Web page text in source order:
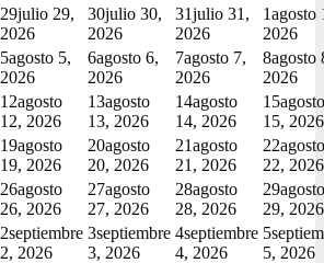
29julio 29,
2026
30julio 30,
2026
31julio 31,
2026
1agosto
2026
5agosto 5,
2026
6agosto 6,
2026
7agosto 7,
2026
8agosto
2026
12agosto
12, 2026
13agosto
13, 2026
14agosto
14, 2026
15agosto
15, 2026
19agosto
19, 2026
20agosto
20, 2026
21agosto
21, 2026
22agosto
22, 2026
26agosto
26, 2026
27agosto
27, 2026
28agosto
28, 2026
29agosto
29, 2026
2septiembre
2, 2026
3septiembre
3, 2026
4septiembre
4, 2026
5
5, 2026